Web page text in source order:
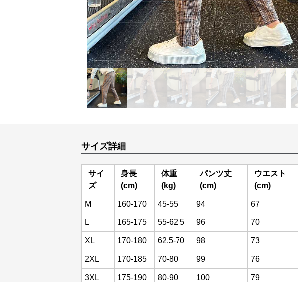
サイズ詳細
サイ
ズ
身長
(cm)
体重
(kg)
パンツ丈
(cm)
ウエスト
(cm)
M 160-170 45-55 94 67
L 165-175 55-62.5 96 70
XL 170-180 62.5-70 98 73
2XL 170-185 70-80 99 76
3XL 175-190 80-90 100 79